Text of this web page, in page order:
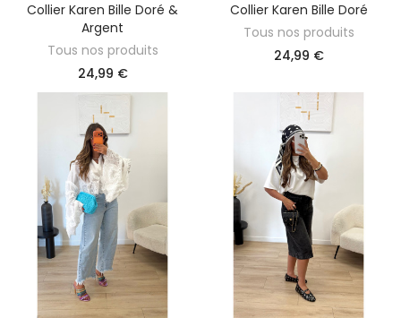
AJOUTER AU PANIER
Collier Karen Bille Doré &
Argent
Tous nos produits
24,99 €
AJOUTER AU PANIER
Collier Karen Bille Doré
Tous nos produits
24,99 €